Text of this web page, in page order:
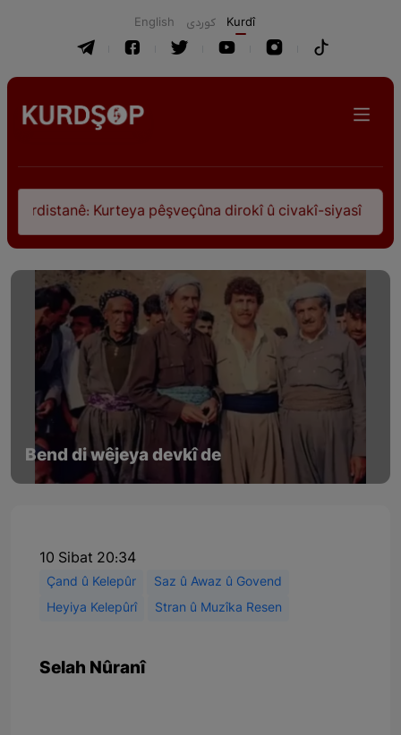
English كوردی Kurdî
Kurteya pêşveçûna dirokî û civakî-siyasî
Bend di wêjeya devkî de
10 Sibat 20:34
Çand û Kelepûr
Saz û Awaz û Govend
Heyiya Kelepûrî
Stran û Muzîka Resen
Selah Nûranî